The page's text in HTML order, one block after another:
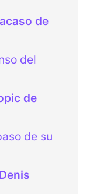
de
del
de
de su